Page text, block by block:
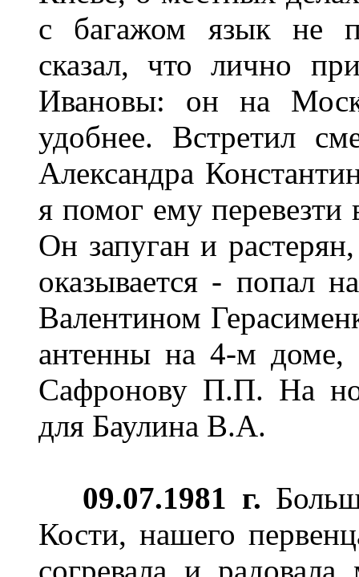
с багажом язык не
сказал, что лично
Ивановы: он на
удобнее. Встретил
Александра
я помог ему
Он запуган и
оказывается - попал
Валентином
антенны на 4-м
Сафронову П.П. На
для Баулина В.А.
09.07.1981 г.
Кости, нашего